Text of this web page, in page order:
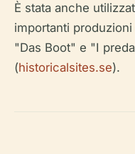
È stata anche
importanti
"Das Boot" e "I
(historicalsites.se).